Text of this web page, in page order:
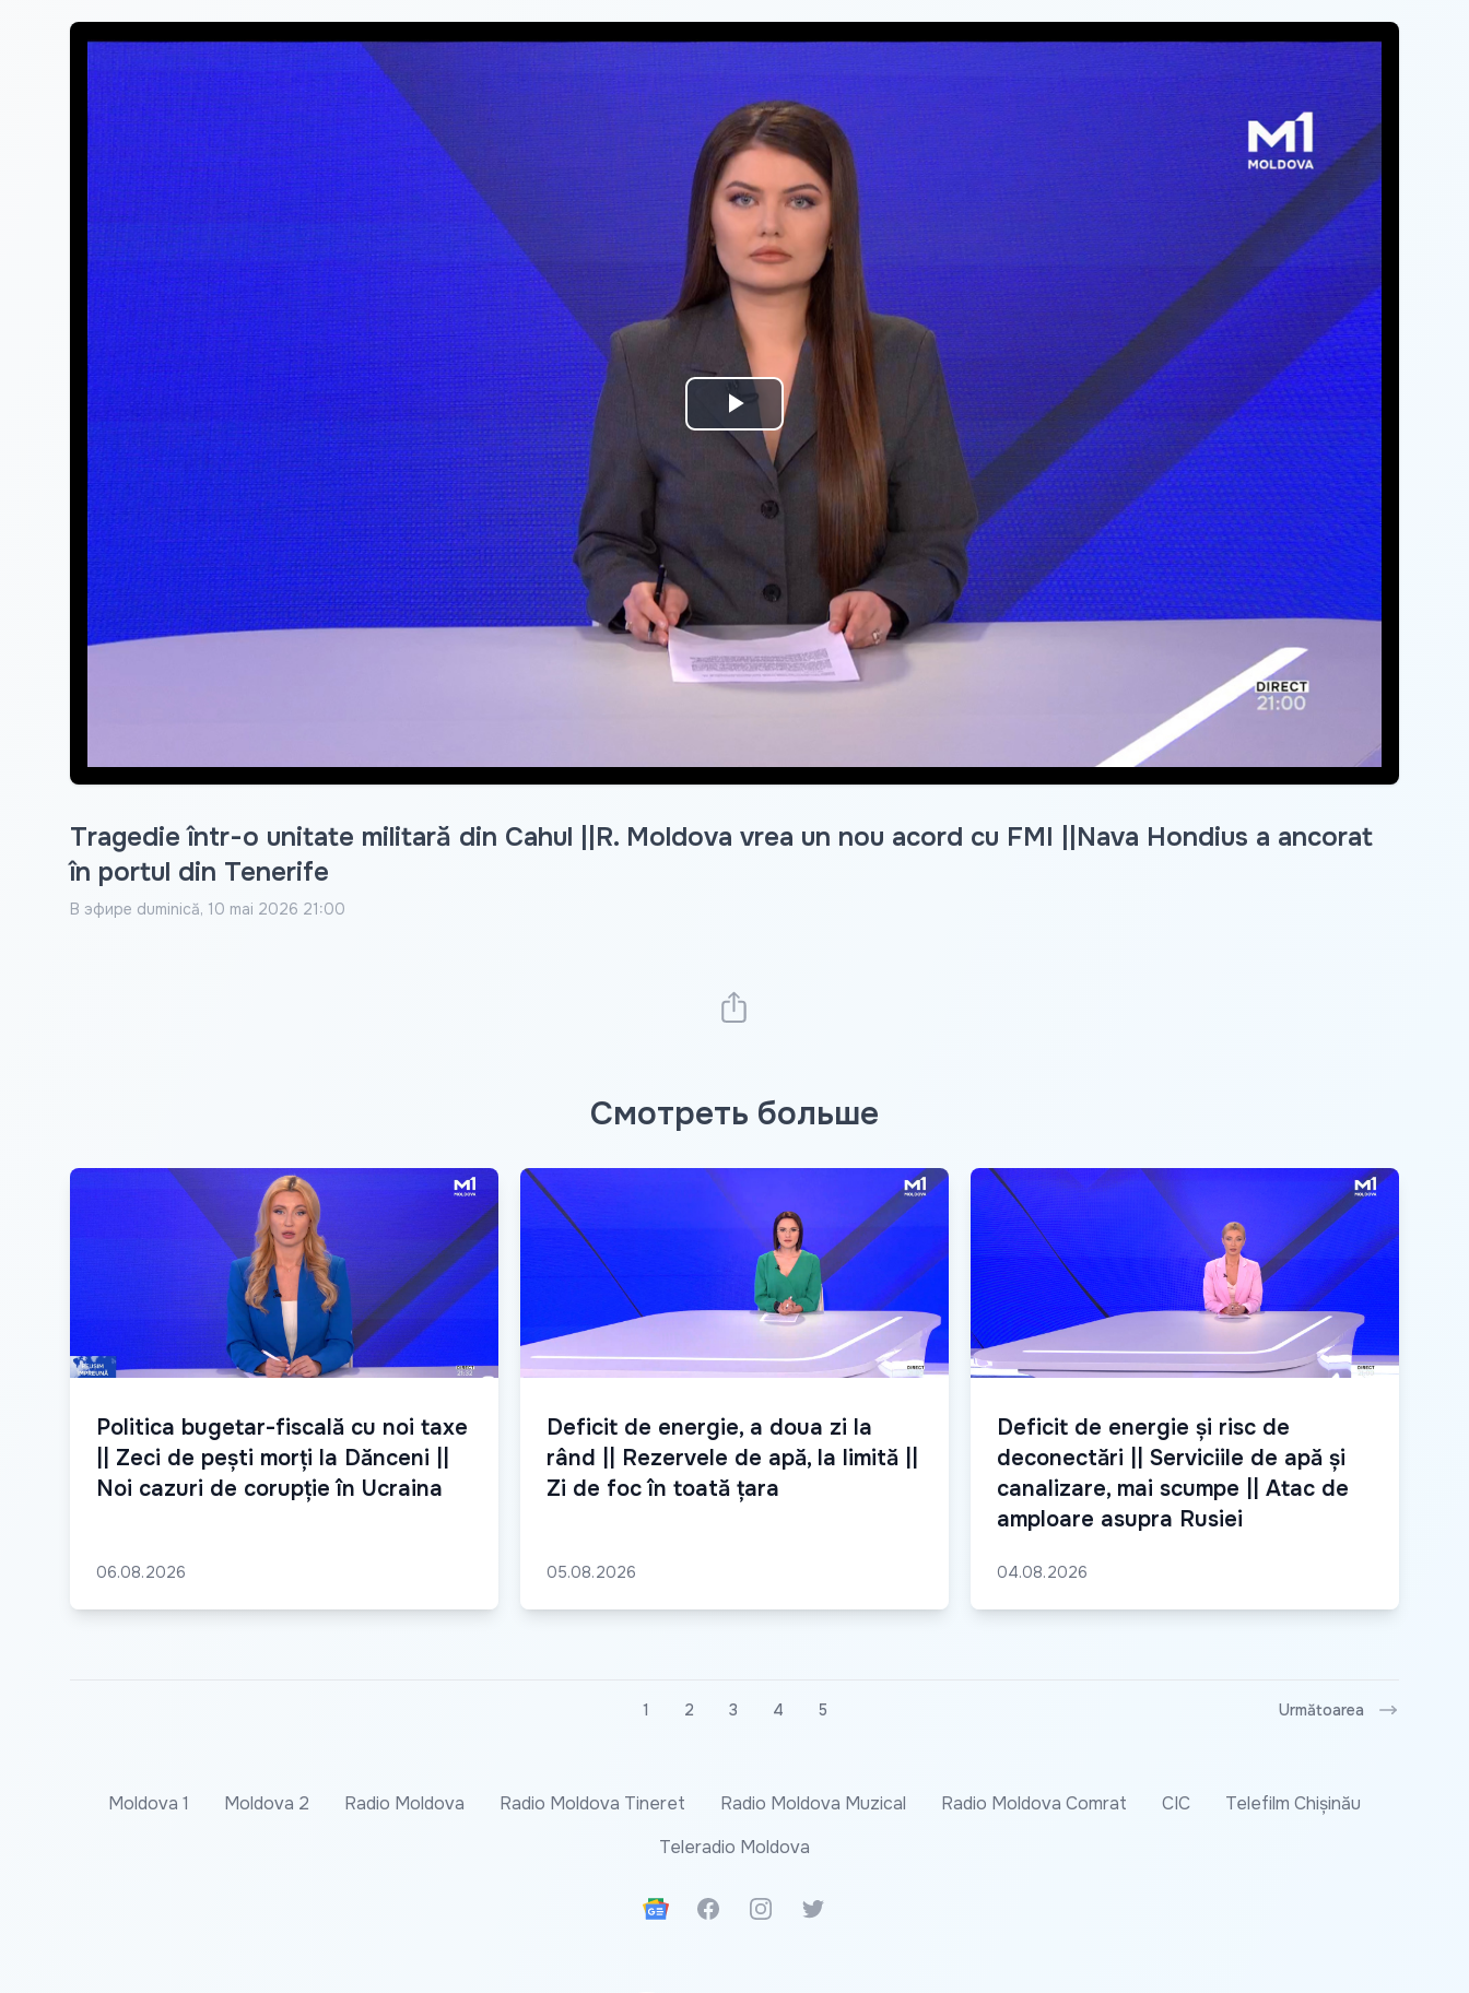
Play
Video
Tragedie într-o unitate militară din Cahul ||R. Moldova vrea un nou acord cu FMI ||Nava Hondius a ancorat
în portul din Tenerife
В эфире duminică, 10 mai 2026 21:00
Смотреть больше
Politica bugetar-fiscală cu noi taxe
|| Zeci de pești morți la Dănceni ||
Noi cazuri de corupție în Ucraina
06.08.2026
Deficit de energie, a doua zi la
rând || Rezervele de apă, la limită ||
Zi de foc în toată țara
05.08.2026
Deficit de energie și risc de
deconectări || Serviciile de apă și
canalizare, mai scumpe || Atac de
amploare asupra Rusiei
04.08.2026
1 2 3 4 5 Următoarea
Moldova 1 Moldova 2 Radio Moldova Radio Moldova Tineret Radio Moldova Muzical Radio Moldova Comrat CIC
Telefilm Chișinău
Teleradio Moldova
Google News
FacebookInstagramTwitter